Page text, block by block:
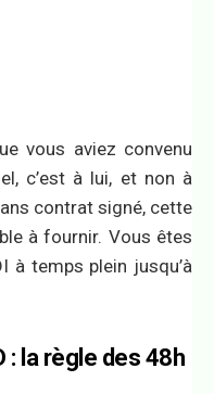
vous aviez convenu
c’est à lui, et non à
contrat signé, cette
à fournir. Vous êtes
à temps plein jusqu’à
: la règle des 48h